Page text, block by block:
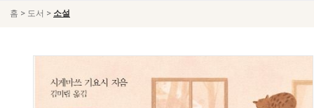
홈 > 도서 > 소설